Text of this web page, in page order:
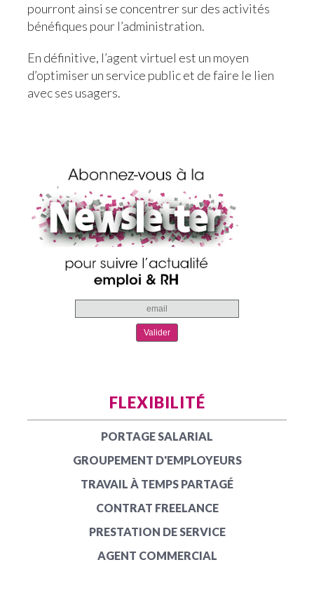
pourront ainsi se concentrer sur des activités
bénéfiques pour l’administration.
En définitive, l’agent virtuel est un moyen
d’optimiser un service public et de faire le lien
avec ses usagers.
FLEXIBILITÉ
PORTAGE SALARIAL
GROUPEMENT D'EMPLOYEURS
TRAVAIL À TEMPS PARTAGÉ
CONTRAT FREELANCE
PRESTATION DE SERVICE
AGENT COMMERCIAL